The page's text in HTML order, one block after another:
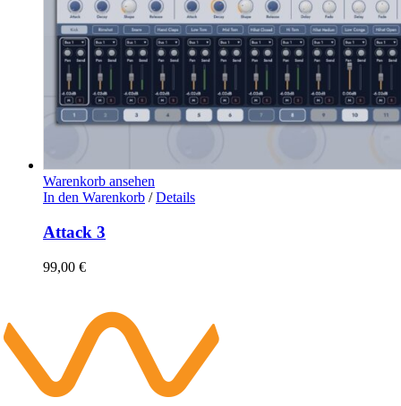
Warenkorb ansehen
In den Warenkorb / Details
Attack 3
99,00 €